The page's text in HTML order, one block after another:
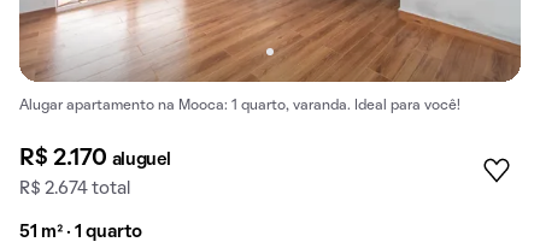
Alugar apartamento na Mooca: 1 quarto, varanda. Ideal para você!
R$ 2.170 aluguel
R$ 2.674 total
51 m² · 1 quarto